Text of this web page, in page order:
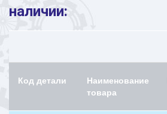
наличии:
Код детали
Наименование
товара